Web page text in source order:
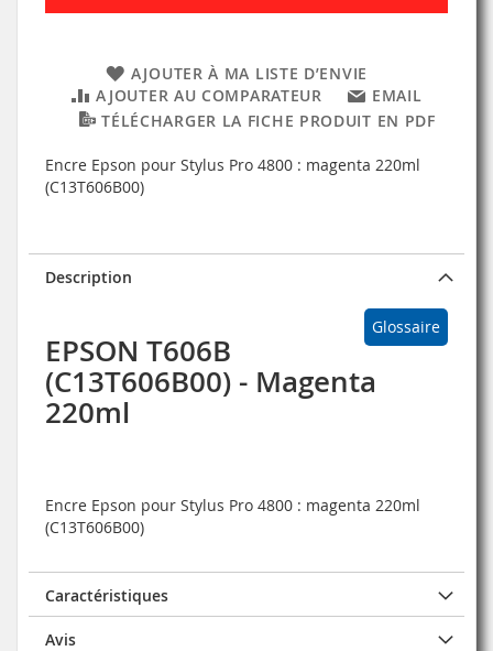
AJOUTER À MA LISTE D’ENVIE
AJOUTER AU COMPARATEUR
EMAIL
TÉLÉCHARGER LA FICHE PRODUIT EN PDF
Encre Epson pour Stylus Pro 4800 : magenta 220ml
(C13T606B00)
Description
Glossaire
EPSON T606B
(C13T606B00) - Magenta
220ml
Encre Epson pour Stylus Pro 4800 : magenta 220ml
(C13T606B00)
Caractéristiques
Avis